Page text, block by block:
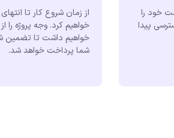
خود را
پیدا
از زمان شروع کار تا
خواهیم کرد. وجه پروژه را
خواهیم داشت تا تضمین
شما پرداخت خواهد شد.